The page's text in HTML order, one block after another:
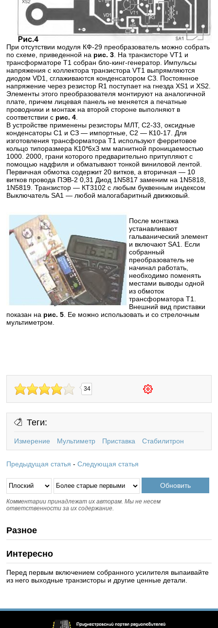
При отсутствии модуля КФ-29 преобразователь можно собрать
по схеме, приведенной на рис. 3. На транзисторе VT1 и
трансформаторе Т1 собран бло-кинг-генератор. Импульсы
напряжения с коллектора транзистора VT1 выпрямляются
диодом VD1, сглаживаются конденсатором СЗ. Постоянное
напряжение через резистор R1 поступает на гнезда XS1 и XS2.
Элементы этого преобразователя монтируют на аналогичной
плате, причем лицевая панель не меняется а печатные
проводники и монтаж на второй стороне выполняют в
соответствии с рис. 4.
В устройстве применены резисторы МЛТ, С2-33, оксидные
конденсаторы С1 и СЗ — импортные, С2 — К10-17. Для
изготовления трансформатора Т1 используют ферритовое
кольцо типоразмера К10*6хЗ мм магнитной проницаемостью
1000. 2000, грани которого предварительно притупляют с
помощью надфиля и обматывают тонкой виниловой лентой.
Первичная обмотка содержит 20 витков, а вторичная — 10
витков провода ПЭВ-2 0,31 Диод 1N5817 заменим на 1N5818,
1N5819. Транзистор — КТ3102 с любым буквенным индексом
Выключатель SA1 — любой малогабаритный движковый.
После монтажа
устанавливают
гальванический элемент
и включают SA1. Если
собранный
преобразователь не
начинал работать,
необходимо поменять
местами выводы одной
из обмоток
трансформатора Т1.
Внешний вид приставки
показан на рис. 5. Ее можно использовать и со стрелочным
мультиметром.
34
Теги:
Измерение Мультиметр Приставка Стабилитрон
Предыдущая статья -Следующая статья
Комментарии принадлежат их авторам. Мы не несем
ответственности за их содержание.
Разное
Интересно
Перед первым включением собранного усилителя выпаивайте
из него выходные транзисторы и другие ценные детали.